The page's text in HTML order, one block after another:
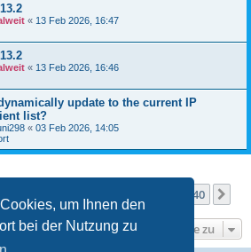
um Ihnen den
bei der Nutzung zu
« 13 Feb 2026, 16:47
« 13 Feb 2026, 16:46
update to the current IP
list?
« 03 Feb 2026, 14:05
40
Gehe zu